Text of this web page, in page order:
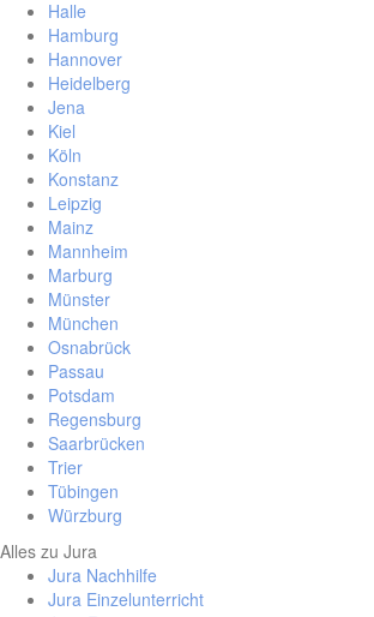
Halle
Hamburg
Hannover
Heidelberg
Jena
Kiel
Köln
Konstanz
Leipzig
Mainz
Mannheim
Marburg
Münster
München
Osnabrück
Passau
Potsdam
Regensburg
Saarbrücken
Trier
Tübingen
Würzburg
Alles zu Jura
Jura Nachhilfe
Jura Einzelunterricht